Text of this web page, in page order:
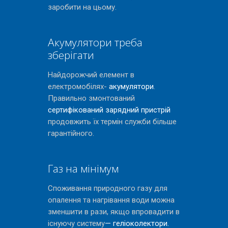
заробити на цьому.
Акумулятори треба
зберігати
Найдорожчий елемент в
електромобілях- акумулятори.
Правильно змонтований
сертифікований зарядний пристрій
продовжить їх термін служби більше
гарантійного.
Газ на мінімум
Споживання природного газу для
опалення та нагрівання води можна
зменшити в рази, якщо впровадити в
існуючу систему— геліоколектори.